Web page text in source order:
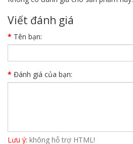
Viết đánh giá
Tên bạn:
Đánh giá của bạn:
Lưu ý: không hỗ trợ HTML!